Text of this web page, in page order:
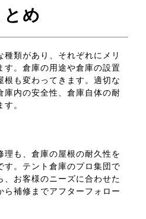
とめ
類があり、それぞれにメリ
す。倉庫の用途や倉庫の設置
根も変わってきます。適切な
庫内の安全性、倉庫自体の耐
。
理も、倉庫の屋根の耐久性を
す。テント倉庫のプロ集団で
、お客様のニーズに合わせた
ら補修までアフターフォロー